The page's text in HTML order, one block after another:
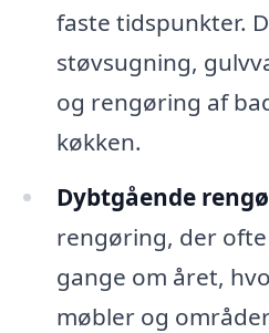
faste tidspunkter.
støvsugning,
og rengøring af
køkken.
Dybtgående
rengøring, der
gange om året,
møbler og